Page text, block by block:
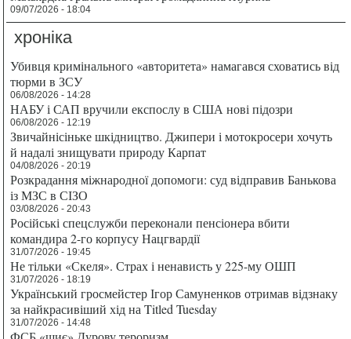
09/07/2026 - 18:04
хроніка
Убивця кримінального «авторитета» намагався сховатись від
тюрми в ЗСУ
06/08/2026 - 14:28
НАБУ і САП вручили експослу в США нові підозри
06/08/2026 - 12:19
Звичайнісіньке шкідництво. Джипери і мотокросери хочуть
й надалі знищувати природу Карпат
04/08/2026 - 20:19
Розкрадання міжнародної допомоги: суд відправив Банькова
із МЗС в СІЗО
03/08/2026 - 20:43
Російські спецслужби переконали пенсіонера вбити
командира 2-го корпусу Нацгвардії
31/07/2026 - 19:45
Не тільки «Скеля». Страх і ненависть у 225-му ОШП
31/07/2026 - 18:19
Український гросмейстер Ігор Самуненков отримав відзнаку
за найкрасивіший хід на Titled Tuesday
31/07/2026 - 14:48